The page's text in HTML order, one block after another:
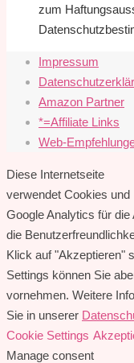
zum
Impressum
Amazon Partner
*=Affiliate Links
Web-
Diese Internetseite
verwendet Cookies und
Google Analytics für
die
Klick auf "Akzeptieren"
Settings können Sie
vornehmen. Weitere
Sie in unserer
Cookie Settings
Manage consent